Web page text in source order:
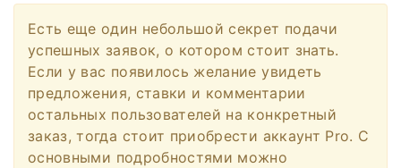
Есть еще один небольшой секрет подачи
успешных заявок, о котором стоит знать.
Если у вас появилось желание увидеть
предложения, ставки и комментарии
остальных пользователей на конкретный
заказ, тогда стоит приобрести аккаунт Pro. С
основными подробностями можно